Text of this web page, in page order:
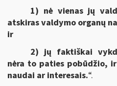
1) nė vienas jų
atskiras valdymo organų
ir
2) jų faktiškai
nėra to paties pobūdžio,
naudai ar interesais.“.